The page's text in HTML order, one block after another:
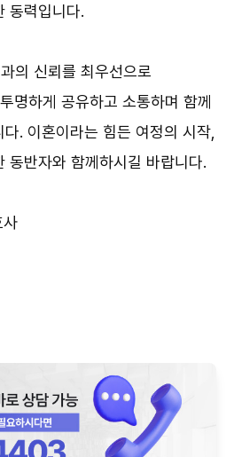
동력입니다.
의 신뢰를 최우선으로
명하게 공유하고 소통하며 함께
. 이혼이라는 힘든 여정의 시작,
동반자와 함께하시길 바랍니다.
사